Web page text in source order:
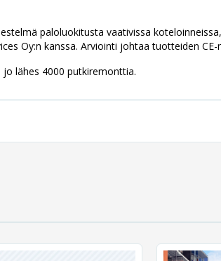
paloluokitusta vaativissa
Oy:n kanssa. Arviointi johtaa tuotteiden CE-
lähes 4000 putkiremonttia.